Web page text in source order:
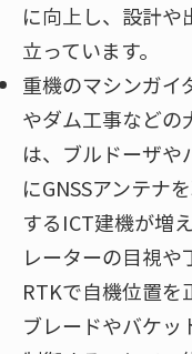
に向上し、設計や
立っています​。
重機のマシンガイ
やダム工事などの
は、ブルドーザや
にGNSSアンテナ
するICT建機が増
レーターの目視や
RTKで自機位置を
ブレードやバケッ